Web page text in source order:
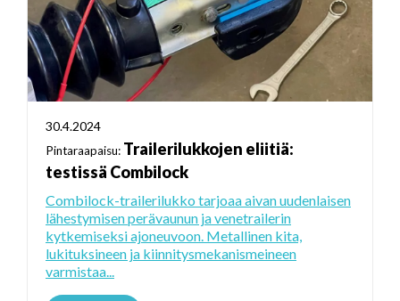
30.4.2024
Pintaraapaisu: Trailerilukkojen eliitiä:
testissä Combilock
Combilock-trailerilukko tarjoaa aivan uudenlaisen
lähestymisen perävaunun ja venetrailerin
kytkemiseksi ajoneuvoon. Metallinen kita,
lukituksineen ja kiinnitysmekanismeineen
varmistaa...